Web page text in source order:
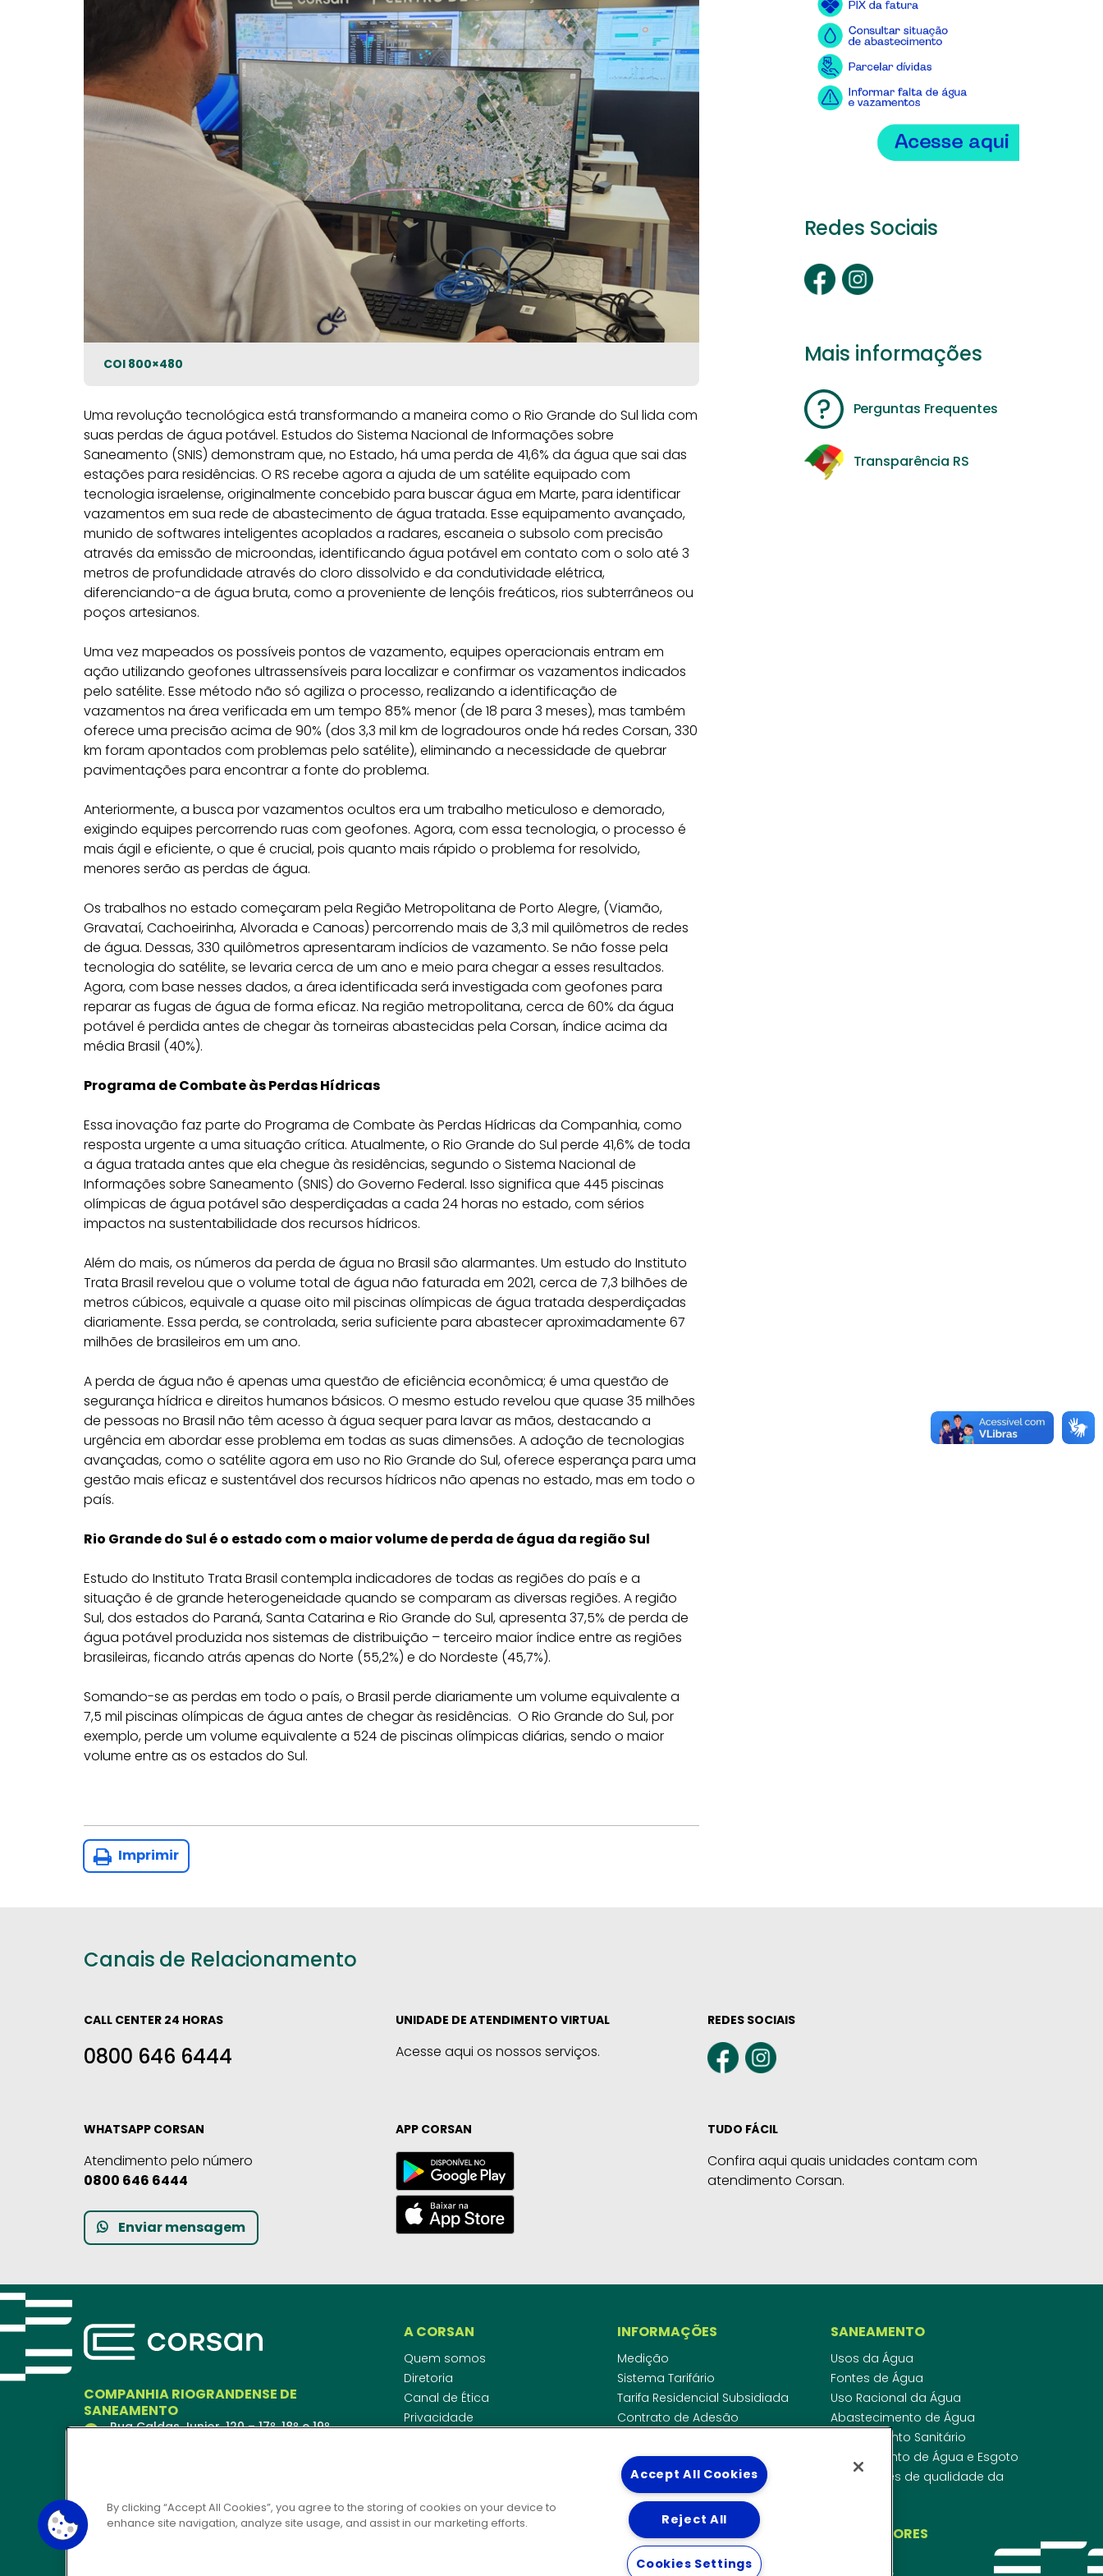
COI 800×480
Uma revolução tecnológica está transformando a maneira como o Rio Grande do Sul lida com
suas perdas de água potável. Estudos do Sistema Nacional de Informações sobre
Saneamento (SNIS) demonstram que, no Estado, há uma perda de 41,6% da água que sai das
estações para residências. O RS recebe agora a ajuda de um satélite equipado com
tecnologia israelense, originalmente concebido para buscar água em Marte, para identificar
vazamentos em sua rede de abastecimento de água tratada. Esse equipamento avançado,
munido de softwares inteligentes acoplados a radares, escaneia o subsolo com precisão
através da emissão de microondas, identificando água potável em contato com o solo até 3
metros de profundidade através do cloro dissolvido e da condutividade elétrica,
diferenciando-a de água bruta, como a proveniente de lençóis freáticos, rios subterrâneos ou
poços artesianos.
Uma vez mapeados os possíveis pontos de vazamento, equipes operacionais entram em
ação utilizando geofones ultrassensíveis para localizar e confirmar os vazamentos indicados
pelo satélite. Esse método não só agiliza o processo, realizando a identificação de
vazamentos na área verificada em um tempo 85% menor (de 18 para 3 meses), mas também
oferece uma precisão acima de 90% (dos 3,3 mil km de logradouros onde há redes Corsan, 330
km foram apontados com problemas pelo satélite), eliminando a necessidade de quebrar
pavimentações para encontrar a fonte do problema.
Anteriormente, a busca por vazamentos ocultos era um trabalho meticuloso e demorado,
exigindo equipes percorrendo ruas com geofones. Agora, com essa tecnologia, o processo é
mais ágil e eficiente, o que é crucial, pois quanto mais rápido o problema for resolvido,
menores serão as perdas de água.
Os trabalhos no estado começaram pela Região Metropolitana de Porto Alegre, (Viamão,
Gravataí, Cachoeirinha, Alvorada e Canoas) percorrendo mais de 3,3 mil quilômetros de redes
de água. Dessas, 330 quilômetros apresentaram indícios de vazamento. Se não fosse pela
tecnologia do satélite, se levaria cerca de um ano e meio para chegar a esses resultados.
Agora, com base nesses dados, a área identificada será investigada com geofones para
reparar as fugas de água de forma eficaz. Na região metropolitana, cerca de 60% da água
potável é perdida antes de chegar às torneiras abastecidas pela Corsan, índice acima da
média Brasil (40%).
Programa de Combate às Perdas Hídricas
Essa inovação faz parte do Programa de Combate às Perdas Hídricas da Companhia, como
resposta urgente a uma situação crítica. Atualmente, o Rio Grande do Sul perde 41,6% de toda
a água tratada antes que ela chegue às residências, segundo o Sistema Nacional de
Informações sobre Saneamento (SNIS) do Governo Federal. Isso significa que 445 piscinas
olímpicas de água potável são desperdiçadas a cada 24 horas no estado, com sérios
impactos na sustentabilidade dos recursos hídricos.
Além do mais, os números da perda de água no Brasil são alarmantes. Um estudo do Instituto
Trata Brasil revelou que o volume total de água não faturada em 2021, cerca de 7,3 bilhões de
metros cúbicos, equivale a quase oito mil piscinas olímpicas de água tratada desperdiçadas
diariamente. Essa perda, se controlada, seria suficiente para abastecer aproximadamente 67
milhões de brasileiros em um ano.
A perda de água não é apenas uma questão de eficiência econômica; é uma questão de
segurança hídrica e direitos humanos básicos. O mesmo estudo revelou que quase 35 milhões
de pessoas no Brasil não têm acesso à água sequer para lavar as mãos, destacando a
urgência em abordar esse problema em todas as suas dimensões. A adoção de tecnologias
avançadas, como o satélite agora em uso no Rio Grande do Sul, oferece esperança para uma
gestão mais eficaz e sustentável dos recursos hídricos não apenas no estado, mas em todo o
país.
Rio Grande do Sul é o estado com o maior volume de perda de água da região Sul
Estudo do Instituto Trata Brasil contempla indicadores de todas as regiões do país e a
situação é de grande heterogeneidade quando se comparam as diversas regiões. A região
Sul, dos estados do Paraná, Santa Catarina e Rio Grande do Sul, apresenta 37,5% de perda de
água potável produzida nos sistemas de distribuição – terceiro maior índice entre as regiões
brasileiras, ficando atrás apenas do Norte (55,2%) e do Nordeste (45,7%).
Somando-se as perdas em todo o país, o Brasil perde diariamente um volume equivalente a
7,5 mil piscinas olímpicas de água antes de chegar às residências. O Rio Grande do Sul, por
exemplo, perde um volume equivalente a 524 de piscinas olímpicas diárias, sendo o maior
volume entre as os estados do Sul.
Imprimir
Redes Sociais
Mais informações
Perguntas Frequentes
Transparência RS
Canais de Relacionamento
CALL CENTER 24 HORAS
0800 646 6444
UNIDADE DE ATENDIMENTO VIRTUAL
Acesse aqui os nossos serviços.
REDES SOCIAIS
WHATSAPP CORSAN
Atendimento pelo número
0800 646 6444
Enviar mensagem
APP CORSAN TUDO FÁCIL
Confira aqui quais unidades contam com
atendimento Corsan.
COMPANHIA RIOGRANDENSE DE
SANEAMENTO
Rua Caldas Junior, 120 – 17º, 18º e 19º
CORSAN 24H
A CORSAN
Quem somos
Diretoria
Canal de Ética
Privacidade
Notícias
INFORMAÇÕES
Medição
Sistema Tarifário
Tarifa Residencial Subsidiada
Contrato de Adesão
Agências Reguladoras
Cobrança pela Disponibilidade
Padrão de Ligação de Água
Guia Cadastro Técnico
DIRETORIAS
SANEAMENTO
Usos da Água
Fontes de Água
Uso Racional da Água
Abastecimento de Água
Esgotamento Sanitário
Regulamento de Água e Esgoto
Indicadores de qualidade da
INVESTIDORES
WEBMAIL
By clicking “Accept All Cookies”, you agree to the storing of cookies on your device to
enhance site navigation, analyze site usage, and assist in our marketing efforts.
Accept All Cookies
Reject All
Cookies Settings